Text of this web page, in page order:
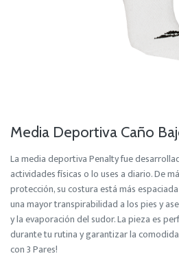
Media Deportiva Caño
La media deportiva Penalty fue
actividades físicas o lo uses a diario. De
protección, su costura está más
una mayor transpirabilidad a los pies y
y la evaporación del sudor. La pieza es
durante tu rutina y garantizar la
con 3 Pares!